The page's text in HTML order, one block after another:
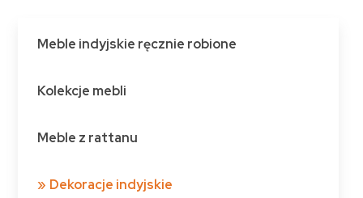
Meble indyjskie ręcznie robione
Kolekcje mebli
Meble z rattanu
Dekoracje indyjskie